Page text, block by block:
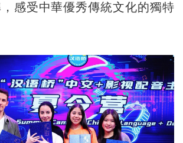
感受中華優秀傳統文化的獨特